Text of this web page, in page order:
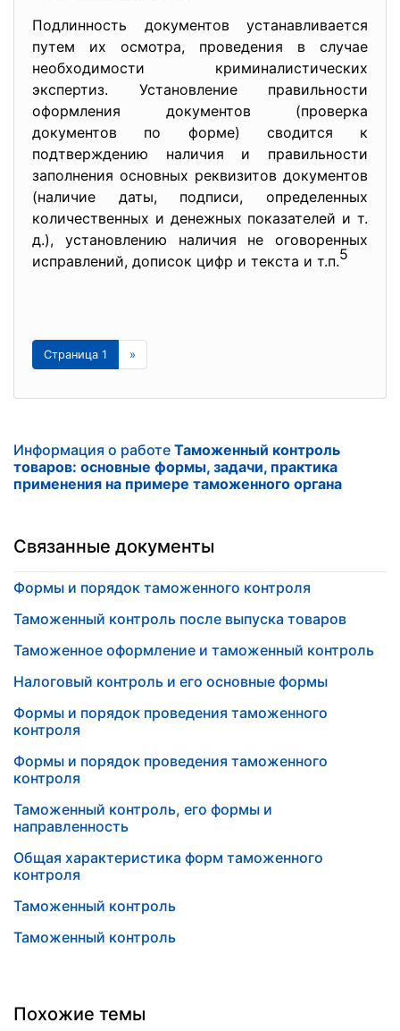
Подлинность документов устанавливается
путем их осмотра, проведения в случае
необходимости криминалистических
экспертиз. Установление правильности
оформления документов (проверка
документов по форме) сводится к
подтверждению наличия и правильности
заполнения основных реквизитов документов
(наличие даты, подписи, определенных
количественных и денежных показателей и т.
д.), установлению наличия не оговоренных
исправлений, дописок цифр и текста и т.п.5
Страница 1 »
Информация о работе Таможенный контроль
товаров: основные формы, задачи, практика
применения на примере таможенного органа
Связанные документы
Формы и порядок таможенного контроля
Таможенный контроль после выпуска товаров
Таможенное оформление и таможенный контроль
Налоговый контроль и его основные формы
Формы и порядок проведения таможенного
контроля
Формы и порядок проведения таможенного
контроля
Таможенный контроль, его формы и
направленность
Общая характеристика форм таможенного
контроля
Таможенный контроль
Таможенный контроль
Похожие темы